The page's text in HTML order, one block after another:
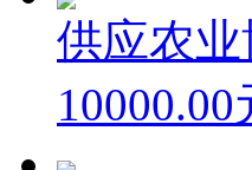
供应农
10000.00